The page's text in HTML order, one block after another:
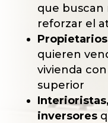
que buscan
reforzar el
quieren
vivienda
superior
inversores